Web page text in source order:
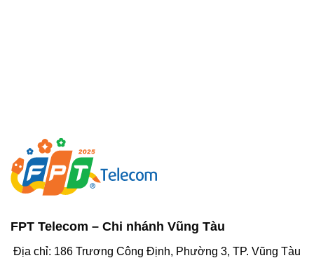
FPT Telecom – Chi nhánh Vũng Tàu
Địa chỉ: 186 Trương Công Định, Phường 3, TP. Vũng Tàu